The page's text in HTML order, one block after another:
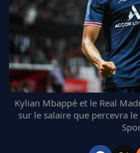
FC BARCELONE
MANCHESTER UNITED
CHELSEA
ARSENAL
BAYERN
L'AVIS DE LA RÉDAC'
Kylian Mbappé et le Real
sur le salaire que percevra